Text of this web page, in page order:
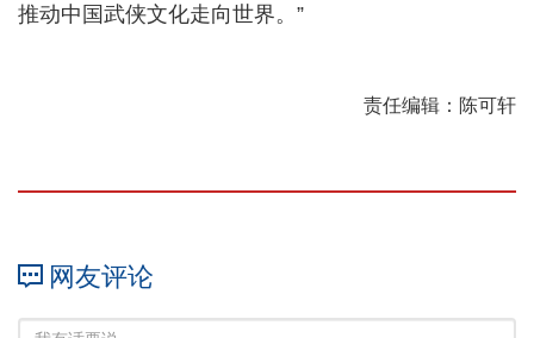
推动中国武侠文化走向世界。”
责任编辑：陈可轩
网友评论